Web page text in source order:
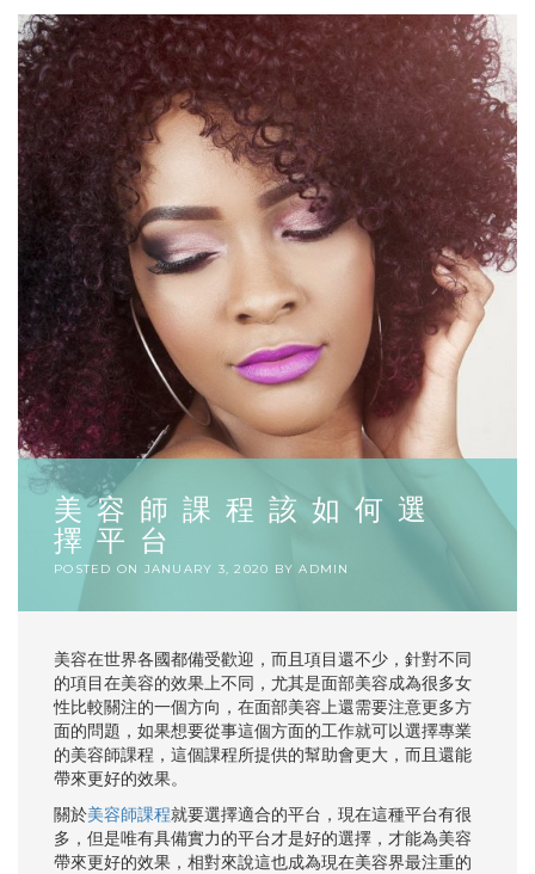
美容師課程該如何選
擇平台
POSTED ON JANUARY 3, 2020 BYADMIN
美容在世界各國都備受歡迎，而且項目還不少，針對不同
的項目在美容的效果上不同，尤其是面部美容成為很多女
性比較關注的一個方向，在面部美容上還需要注意更多方
面的問題，如果想要從事這個方面的工作就可以選擇專業
的美容師課程，這個課程所提供的幫助會更大，而且還能
帶來更好的效果。
關於美容師課程就要選擇適合的平台，現在這種平台有很
多，但是唯有具備實力的平台才是好的選擇，才能為美容
帶來更好的效果，相對來說這也成為現在美容界最注重的